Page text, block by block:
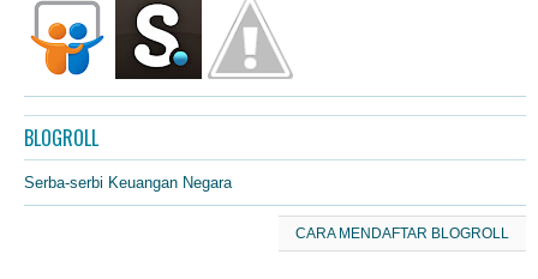
BLOGROLL
Serba-serbi Keuangan Negara
CARA MENDAFTAR BLOGROLL